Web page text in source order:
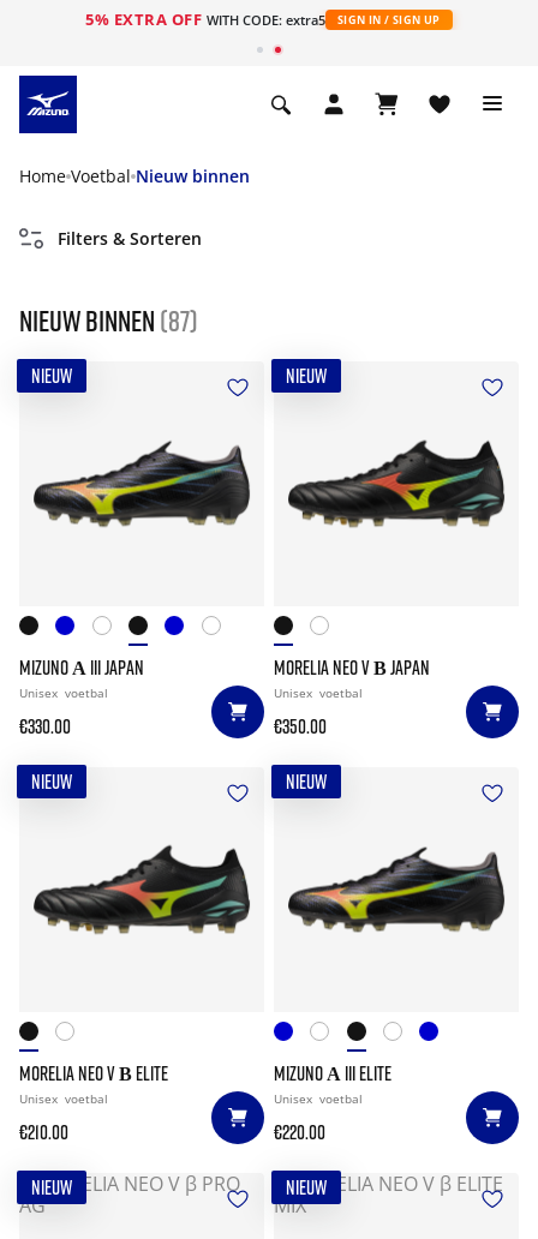
5% EXTRA OFF WITH CODE: extra5 SIGN IN / SIGN UP
Home Voetbal Nieuw binnen
Filters & Sorteren
Nieuw binnen (87)
NIEUW
MIZUNO Α III JAPAN
Unisex voetbal
€330.00
NIEUW
MORELIA NEO V Β JAPAN
Unisex voetbal
€350.00
NIEUW
MORELIA NEO V Β ELITE
Unisex voetbal
€210.00
NIEUW
MIZUNO Α III ELITE
Unisex voetbal
€220.00
NIEUW NIEUW